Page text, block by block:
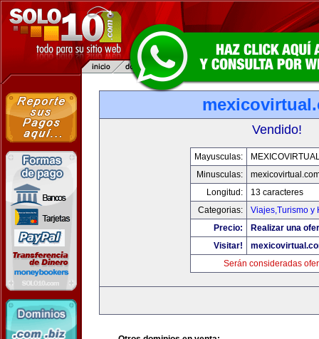
Vendido!
Mayusculas:
Minusculas:
Longitud:
13 caracteres
Categorias:
Viajes,Turismo y
Precio:
Realizar una
Visitar!
Serán consideradas